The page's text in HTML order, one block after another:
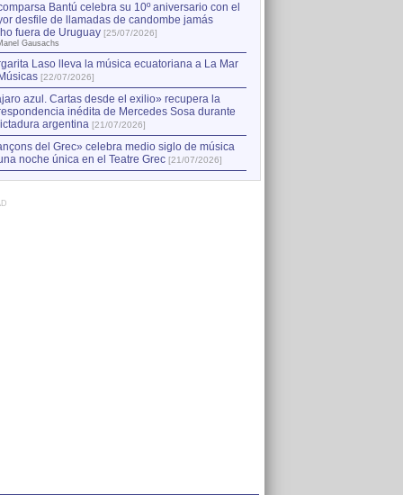
Bantú celebra su 10º aniversario con el
desfile de llamadas de candombe jamás
fuera de Uruguay [25/07/2026]
Gausachs
Laso lleva la música ecuatoriana a La Mar
[22/07/2026]
azul. Cartas desde el exilio» recupera la
inédita de Mercedes Sosa durante
argentina [21/07/2026]
del Grec» celebra medio siglo de música
noche única en el Teatre Grec [21/07/2026]